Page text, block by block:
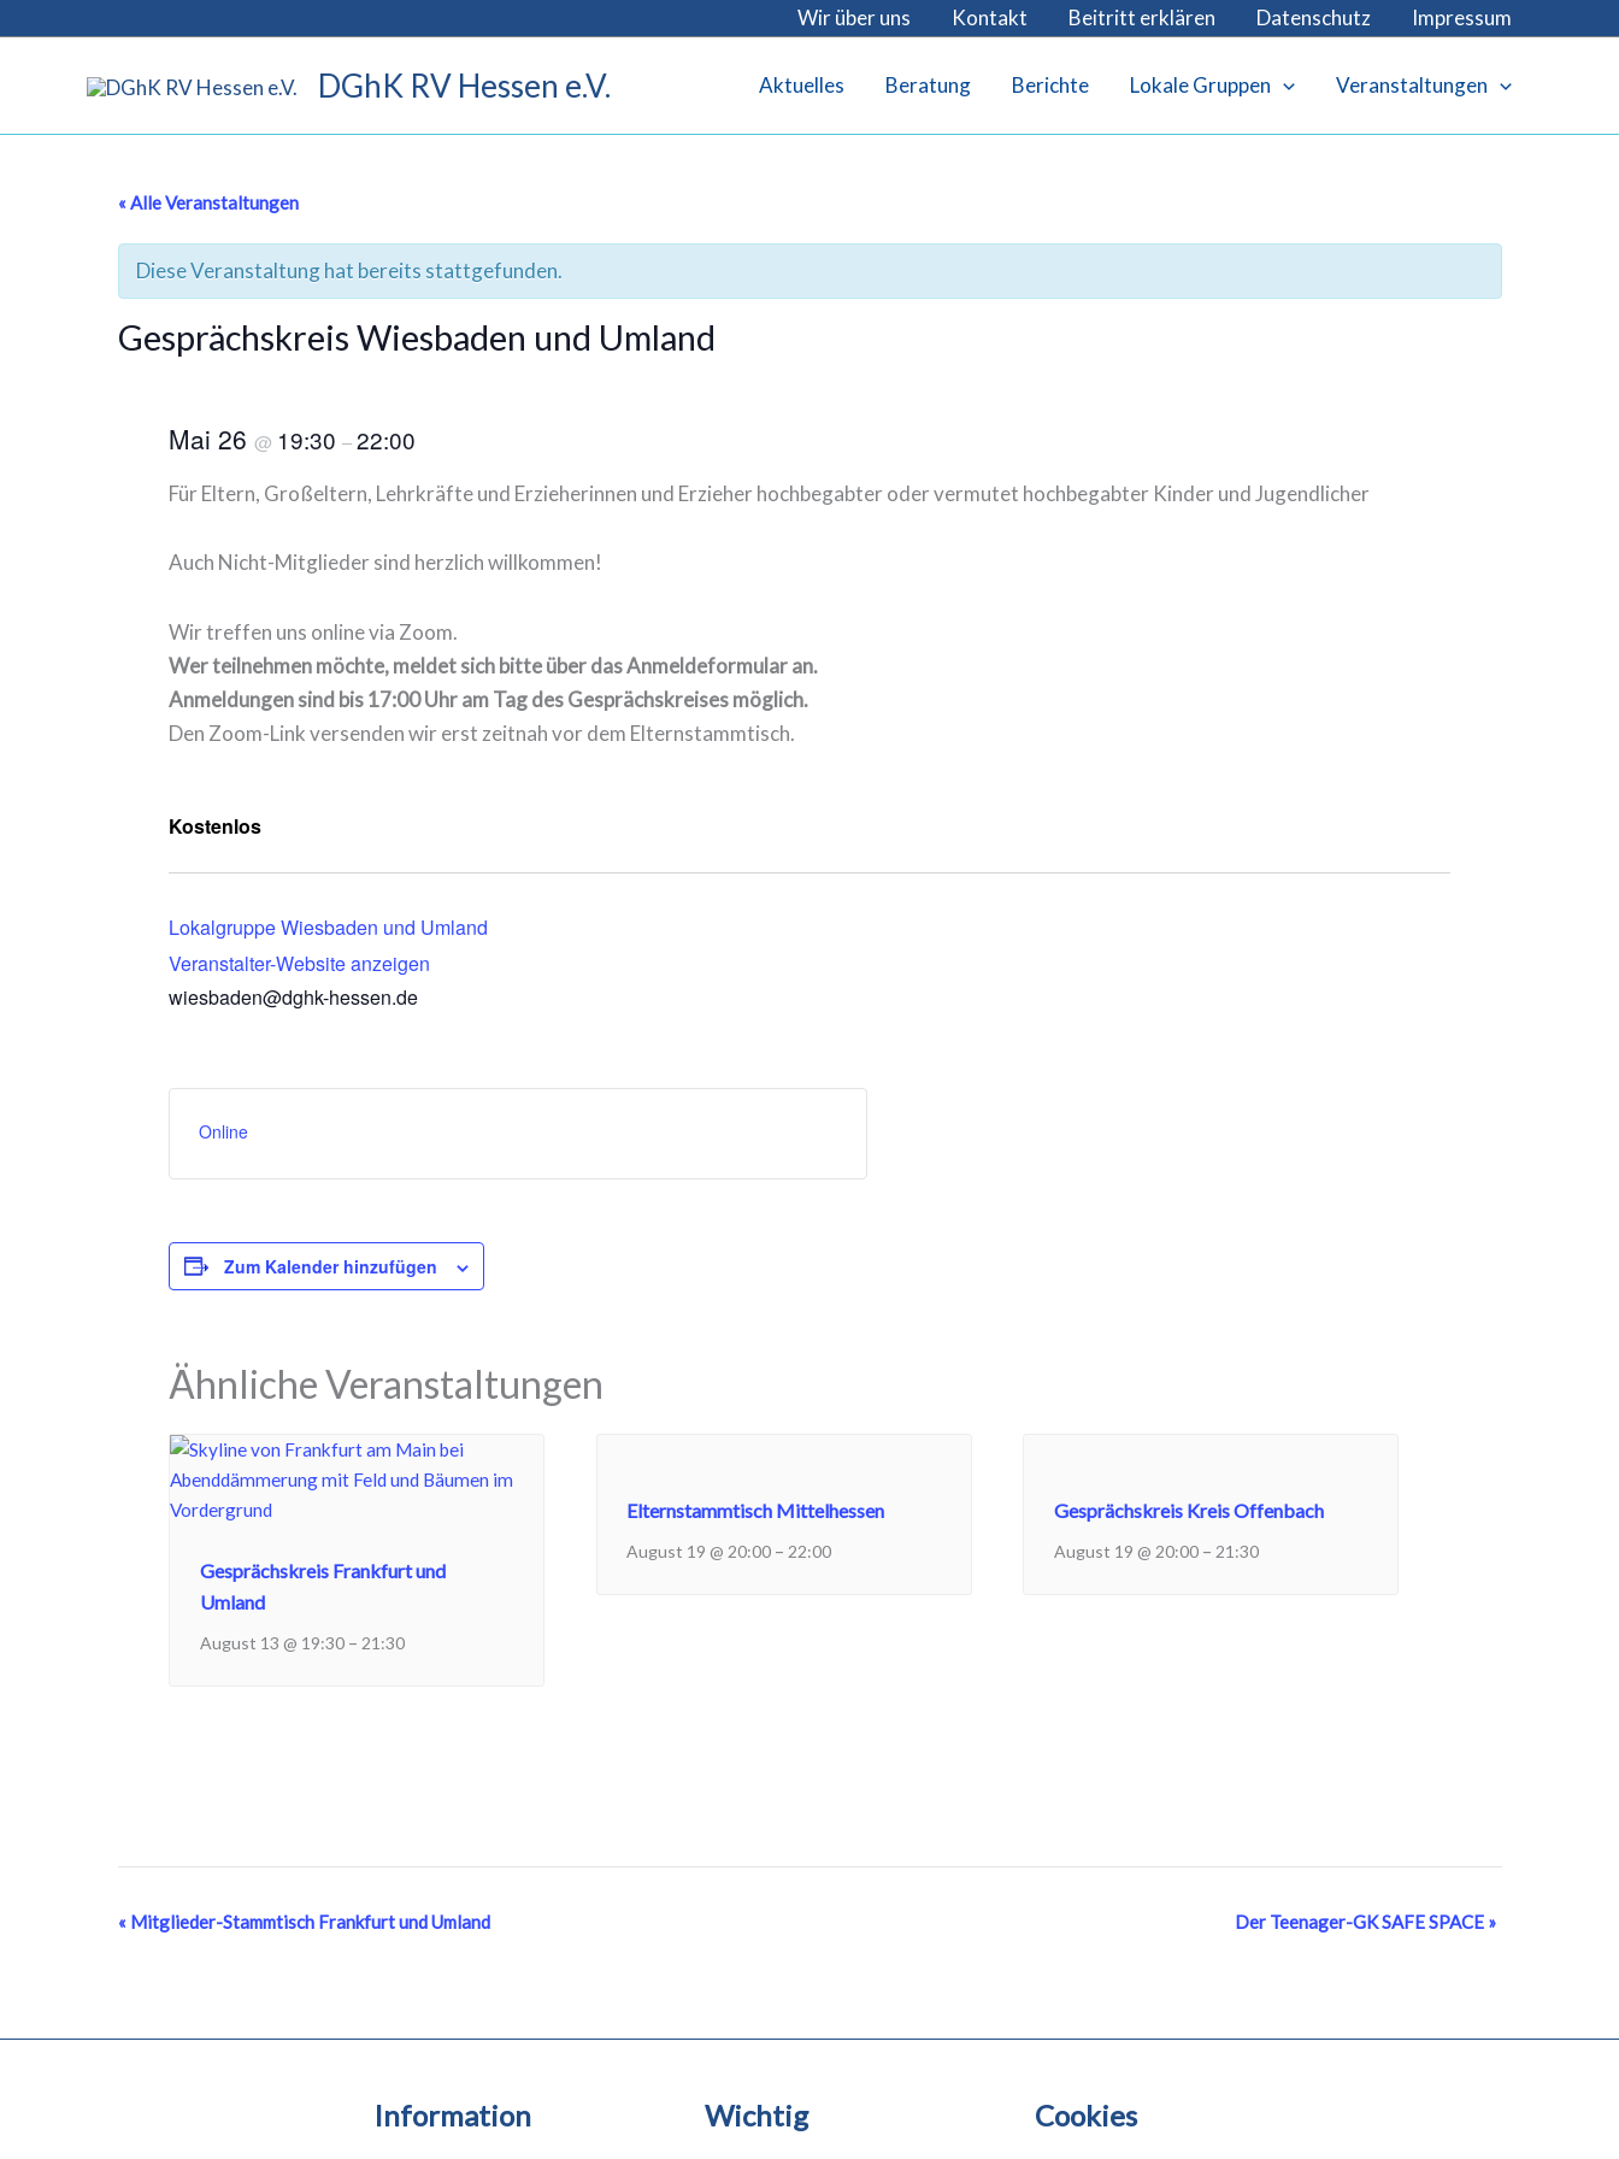
Wir über uns Kontakt Beitritt erklären Datenschutz Impressum
DGhK RV Hessen e.V. Aktuelles Beratung Berichte Lokale Gruppen Veranstaltungen
« Alle Veranstaltungen
Diese Veranstaltung hat bereits stattgefunden.
Gesprächskreis Wiesbaden und Umland
Mai 26 @ 19:30 –22:00
Für Eltern, Großeltern, Lehrkräfte und Erzieherinnen und Erzieher hochbegabter oder vermutet hochbegabter Kinder und Jugendlicher
Auch Nicht-Mitglieder sind herzlich willkommen!
Wir treffen uns online via Zoom.
Wer teilnehmen möchte, meldet sich bitte über das Anmeldeformular an.
Anmeldungen sind bis 17:00 Uhr am Tag des Gesprächskreises möglich.
Den Zoom-Link versenden wir erst zeitnah vor dem Elternstammtisch.
Kostenlos
Lokalgruppe Wiesbaden und Umland
Veranstalter-Website anzeigen
wiesbaden@dghk-hessen.de
Online
Zum Kalender hinzufügen
Ähnliche Veranstaltungen
Gesprächskreis Frankfurt und
Umland
August 13 @ 19:30– 21:30
Elternstammtisch Mittelhessen
August 19 @ 20:00 – 22:00
Gesprächskreis Kreis Offenbach
August 19 @ 20:00 – 21:30
Veranstaltung-
« Mitglieder-Stammtisch Frankfurt und Umland Der Teenager-GK SAFE SPACE »
Information Wichtig Cookies